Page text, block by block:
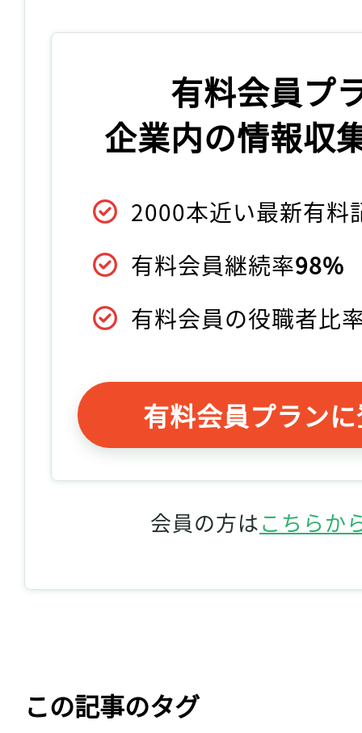
有料会員プ
企業内の情報収
2000本近い最新有料
有料会員継続率98%
有料会員の役職者比
有料会員プラン
会員の方はこちらか
この記事のタグ